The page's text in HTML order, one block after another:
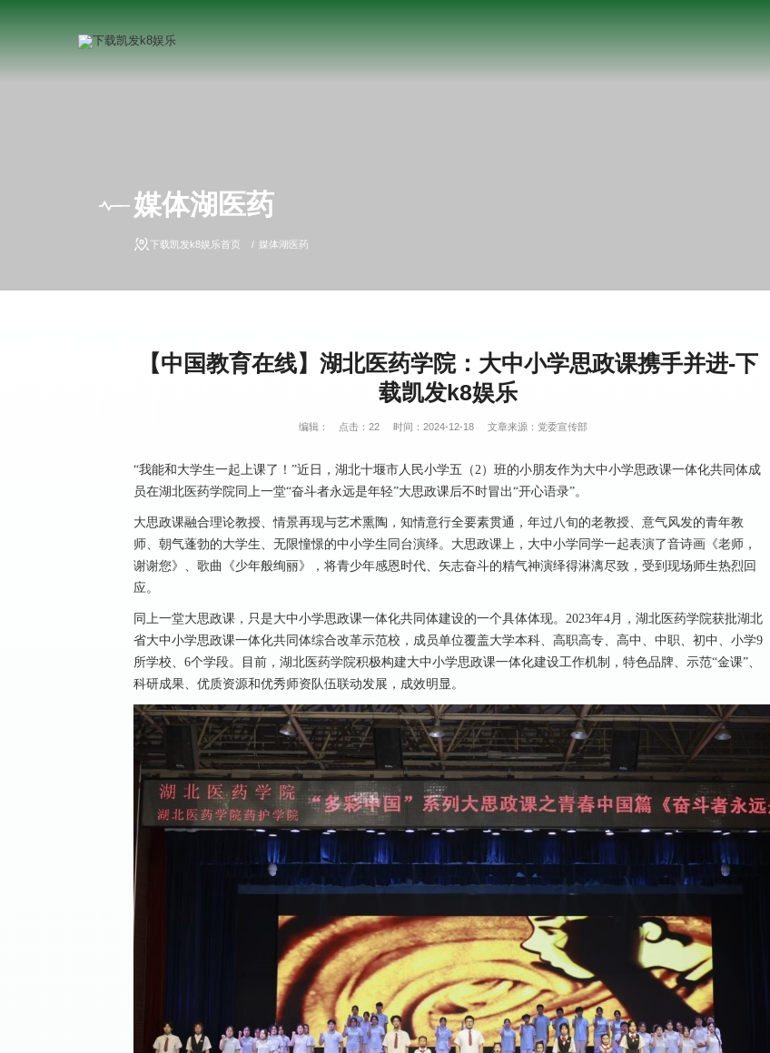
媒体湖医药
下载凯发k8娱乐首页 媒体湖医药
【中国教育在线】湖北医药学院：大中小学思政课携手并进-下
载凯发k8娱乐
编辑： 点击： 22 时间：2024-12-18 文章来源：党委宣传部
“我能和大学生一起上课了！”近日，湖北十堰市人民小学五（2）班的小朋友作为大中小学思政课一体化共同体成
员在湖北医药学院同上一堂“奋斗者永远是年轻”大思政课后不时冒出“开心语录”。
大思政课融合理论教授、情景再现与艺术熏陶，知情意行全要素贯通，年过八旬的老教授、意气风发的青年教
师、朝气蓬勃的大学生、无限憧憬的中小学生同台演绎。大思政课上，大中小学同学一起表演了音诗画《老师，
谢谢您》、歌曲《少年般绚丽》，将青少年感恩时代、矢志奋斗的精气神演绎得淋漓尽致，受到现场师生热烈回
应。
同上一堂大思政课，只是大中小学思政课一体化共同体建设的一个具体体现。2023年4月，湖北医药学院获批湖北
省大中小学思政课一体化共同体综合改革示范校，成员单位覆盖大学本科、高职高专、高中、中职、初中、小学9
所学校、6个学段。目前，湖北医药学院积极构建大中小学思政课一体化建设工作机制，特色品牌、示范“金课”、
科研成果、优质资源和优秀师资队伍联动发展，成效明显。